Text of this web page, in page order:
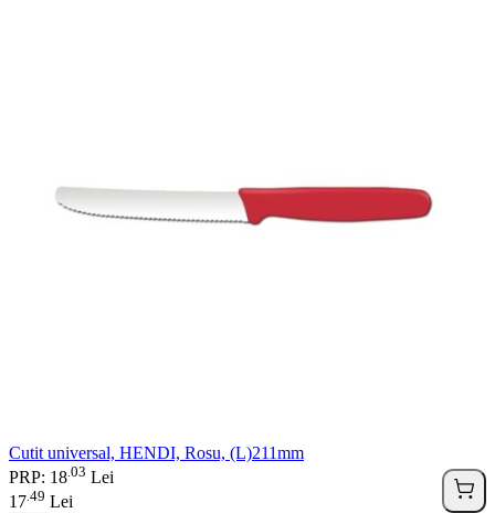
Cutit universal, HENDI, Rosu, (L)211mm
PRP: 18 03 Lei
17 49 Lei